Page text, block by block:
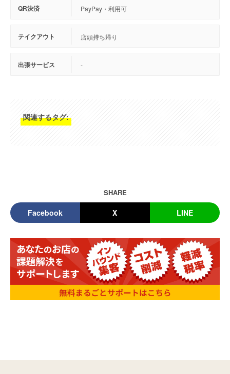
QR決済 PayPay・利用可
テイクアウト 店頭持ち帰り
出張サービス -
関連するタグ:
SHARE
Facebook X LINE